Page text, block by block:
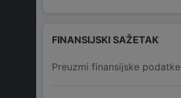
FINANSIJSKI SAŽETAK
Preuzmi finansijske podatke